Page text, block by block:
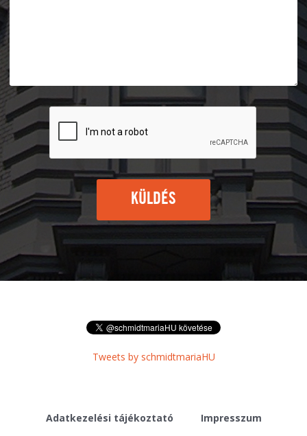
KÜLDÉS
Tweets by schmidtmariaHU
Adatkezelési tájékoztató Impresszum